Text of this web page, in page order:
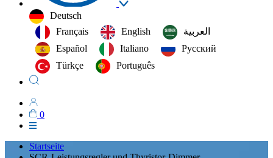
Deutsch
Français
English
العربية‏
Español
Italiano
Русский
Türkçe
Português
0
Startseite